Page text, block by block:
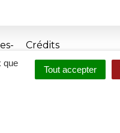
que
Tout accepter
Crédits